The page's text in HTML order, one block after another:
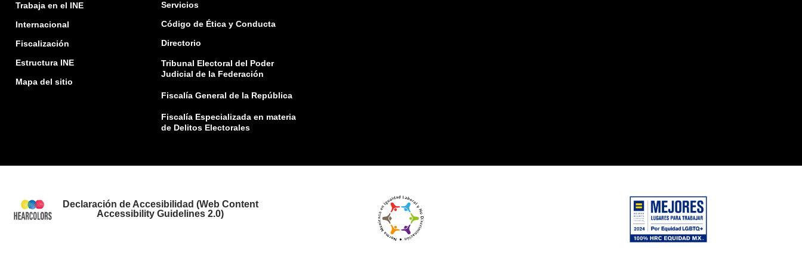
Trabaja en el INE
Internacional
Fiscalización
Estructura INE
Mapa del sitio
Servicios
Código de Ética y Conducta
Directorio
Tribunal Electoral del Poder
Judicial de la Federación
Fiscalía General de la República
Fiscalía Especializada en materia
de Delitos Electorales
Declaración de Accesibilidad (Web Content
Accessibility Guidelines 2.0)